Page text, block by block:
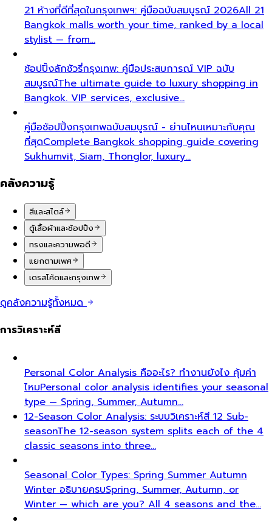
21 ห้างที่ดีที่สุดในกรุงเทพฯ: คู่มือฉบับสมบูรณ์ 2026All 21
Bangkok malls worth your time, ranked by a local
stylist — from…
ช้อปปิ้งลักชัวรี่กรุงเทพ: คู่มือประสบการณ์ VIP ฉบับ
สมบูรณ์The ultimate guide to luxury shopping in
Bangkok. VIP services, exclusive…
คู่มือช้อปปิ้งกรุงเทพฉบับสมบูรณ์ - ย่านไหนเหมาะกับคุณ
ที่สุดComplete Bangkok shopping guide covering
Sukhumvit, Siam, Thonglor, luxury…
คลังความรู้
สีและสไตล์
ตู้เสื้อผ้าและช้อปปิ้ง
ทรงและความพอดี
แยกตามเพศ
เดรสโค้ดและกรุงเทพ
ดูคลังความรู้ทั้งหมด
การวิเคราะห์สี
Personal Color Analysis คืออะไร? ทำงานยังไง คุ้มค่า
ไหมPersonal color analysis identifies your seasonal
type — Spring, Summer, Autumn…
12-Season Color Analysis: ระบบวิเคราะห์สี 12 Sub-
seasonThe 12-season system splits each of the 4
classic seasons into three…
Seasonal Color Types: Spring Summer Autumn
Winter อธิบายครบSpring, Summer, Autumn, or
Winter — which are you? All 4 seasons and the…